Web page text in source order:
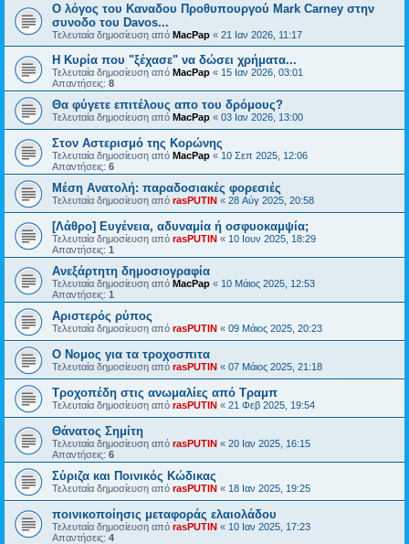
Ο λόγος του Καναδου Προθυπουργού Mark Carney στην
συνοδο του Davos...
Τελευταία δημοσίευση από MacPap « 21 Ιαν 2026, 11:17
Η Κυρία που "ξέχασε" να δώσει χρήματα...
Τελευταία δημοσίευση από MacPap « 15 Ιαν 2026, 03:01
Απαντήσεις: 8
Θα φύγετε επιτέλους απο του δρόμους?
Τελευταία δημοσίευση από MacPap « 03 Ιαν 2026, 13:00
Στον Αστερισμό της Κορώνης
Τελευταία δημοσίευση από MacPap « 10 Σεπ 2025, 12:06
Απαντήσεις: 6
Μέση Ανατολή: παραδοσιακές φορεσιές
Τελευταία δημοσίευση από rasPUTIN « 28 Αύγ 2025, 20:58
[Λάθρο] Ευγένεια, αδυναμία ή οσφυοκαμψία;
Τελευταία δημοσίευση από rasPUTIN « 10 Ιουν 2025, 18:29
Απαντήσεις: 1
Ανεξάρτητη δημοσιογραφία
Τελευταία δημοσίευση από MacPap « 10 Μάιος 2025, 12:53
Απαντήσεις: 1
Αριστερός ρύπος
Τελευταία δημοσίευση από rasPUTIN « 09 Μάιος 2025, 20:23
Ο Νομος για τα τροχοσπιτα
Τελευταία δημοσίευση από rasPUTIN « 07 Μάιος 2025, 21:18
Τροχοπέδη στις ανωμαλίες από Τραμπ
Τελευταία δημοσίευση από rasPUTIN « 21 Φεβ 2025, 19:54
Θάνατος Σημίτη
Τελευταία δημοσίευση από rasPUTIN « 20 Ιαν 2025, 16:15
Απαντήσεις: 6
Σύριζα και Ποινικός Κώδικας
Τελευταία δημοσίευση από rasPUTIN « 18 Ιαν 2025, 19:25
ποινικοποίησις μεταφοράς ελαιολάδου
Τελευταία δημοσίευση από rasPUTIN « 10 Ιαν 2025, 17:23
Απαντήσεις: 4